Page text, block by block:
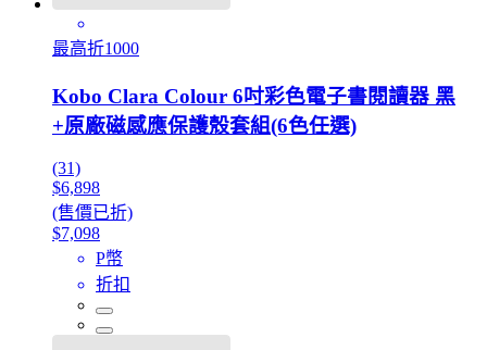
最高折1000
Kobo Clara Colour 6吋彩色電子書閱讀器 黑
+原廠磁感應保護殼套組(6色任選)
(31)
$6,898
(售價已折)
$7,098
P幣
折扣